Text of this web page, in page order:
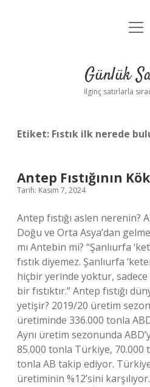
Anasayfa
Yasal
Günlük
İlginç satırlarla
Etiket: Fıstık ilk nerede
Antep Fıstığının
Tarih: Kasım 7, 2024
Antep fıstığı aslen nerenin?
Doğu ve Orta Asya’dan
mı Antebin mi? “Şanlıurfa
fıstık diyemez. Şanlıurfa
hiçbir yerinde yoktur, sadece
bir fıstıktır.” Antep fıstığı
yetişir? 2019/20 üretim
üretiminde 336.000 tonla
Aynı üretim sezonunda
85.000 tonla Türkiye, 70.000
tonla AB takip ediyor.
üretiminin %12’sini